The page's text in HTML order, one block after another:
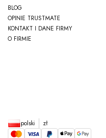
BLOG
OPINIE TRUSTMATE
KONTAKT I DANE FIRMY
O FIRMIE
polski zł